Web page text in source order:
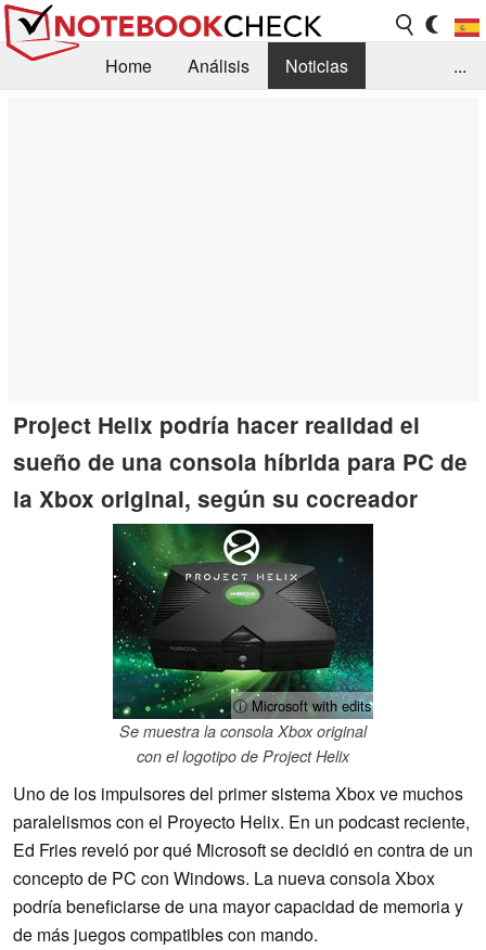
Home Análisis
Noticias
...
Project Helix podría hacer realidad el
sueño de una consola híbrida para PC de
la Xbox original, según su cocreador
ⓘ Microsoft with edits
Se muestra la consola Xbox original
con el logotipo de Project Helix
Uno de los impulsores del primer sistema Xbox ve muchos
paralelismos con el Proyecto Helix. En un podcast reciente,
Ed Fries reveló por qué Microsoft se decidió en contra de un
concepto de PC con Windows. La nueva consola Xbox
podría beneficiarse de una mayor capacidad de memoria y
de más juegos compatibles con mando.